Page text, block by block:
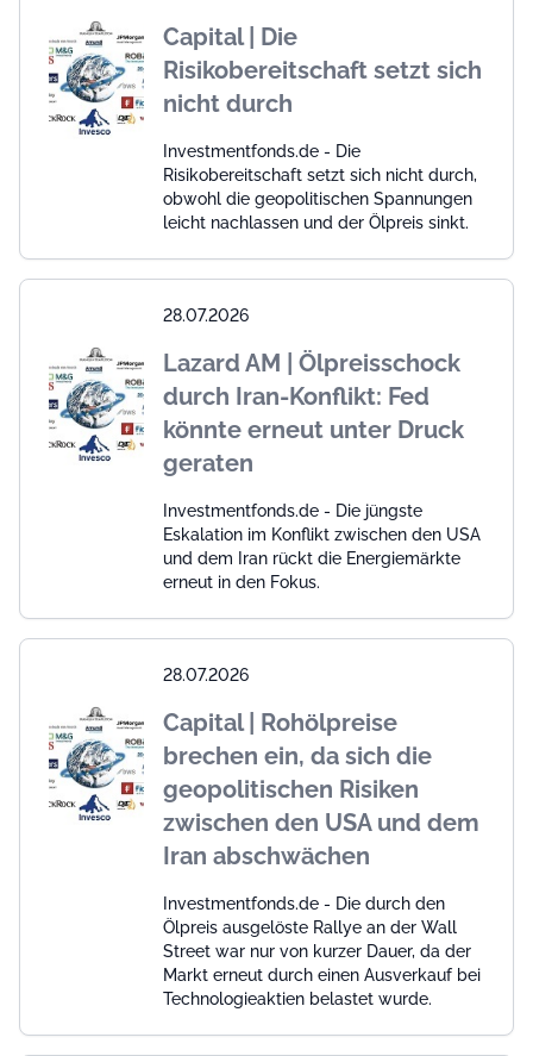
Capital | Die
Risikobereitschaft setzt sich
nicht durch
Investmentfonds.de - Die
Risikobereitschaft setzt sich nicht durch,
obwohl die geopolitischen Spannungen
leicht nachlassen und der Ölpreis sinkt.
28.07.2026
Lazard AM | Ölpreisschock
durch Iran-Konflikt: Fed
könnte erneut unter Druck
geraten
Investmentfonds.de - Die jüngste
Eskalation im Konflikt zwischen den USA
und dem Iran rückt die Energiemärkte
erneut in den Fokus.
28.07.2026
Capital | Rohölpreise
brechen ein, da sich die
geopolitischen Risiken
zwischen den USA und dem
Iran abschwächen
Investmentfonds.de - Die durch den
Ölpreis ausgelöste Rallye an der Wall
Street war nur von kurzer Dauer, da der
Markt erneut durch einen Ausverkauf bei
Technologieaktien belastet wurde.